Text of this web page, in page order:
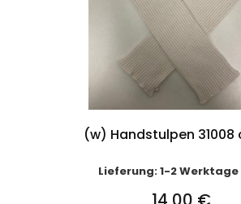
(w) Handstulpen 31008
Lieferung: 1-2 Werktage